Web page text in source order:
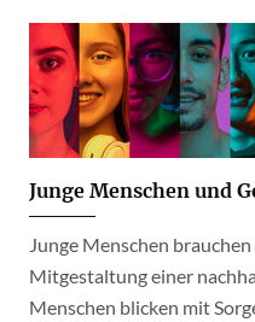
Junge Menschen und
Junge Menschen
Mitgestaltung einer
Menschen blicken mit